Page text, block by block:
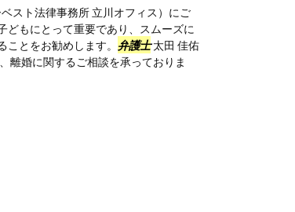
スト法律事務所 立川オフィス）にご
どもにとって重要であり、スムーズに
ことをお勧めします。 弁護士太田 佳佑
離婚に関するご相談を承っておりま